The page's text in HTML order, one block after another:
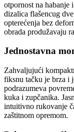
otpornost na habanje
dizalica flašencug
opterećenja bez
obrada produžavaju
Jednostavna
Zahvaljujući
fiksnu tačku je brza i
podrazumeva
kuka i zupčanika.
intuitivno rukovanje
zaštitnom opremom.